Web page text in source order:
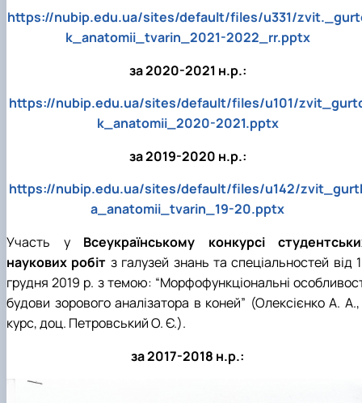
https://nubip.edu.ua/sites/default/files/u331/
k_anatomii_tvarin_2021-2022_rr.pptx
за 2020-2021 н.р.:
https://nubip.edu.ua/sites/default/files/u101/
k_anatomii_2020-2021.pptx
за 2019-2020 н.р.:
https://nubip.edu.ua/sites/default/files/u142/
a_anatomii_tvarin_19-20.pptx
Участь у Всеукраїнському конкурсі
наукових робіт з галузей знань та спеціальностей від
грудня 2019 р. з темою: “Морфофункціональні
будови зорового аналізатора в коней” (Олексієнко А. А.,
курс, доц. Петровський О. Є.).
за 2017-2018 н.р.: